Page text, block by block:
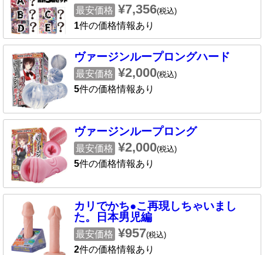
最安価格 ¥7,356(税込)
1件の価格情報あり
ヴァージンループロングハード
最安価格 ¥2,000(税込)
5件の価格情報あり
ヴァージンループロング
最安価格 ¥2,000(税込)
5件の価格情報あり
カリでかち●こ再現しちゃいまし
た。日本男児編
最安価格 ¥957(税込)
2件の価格情報あり